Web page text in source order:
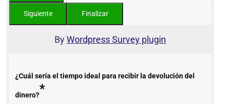
ByWordpress Survey plugin
¿Cuál sería el tiempo ideal para recibir la devolución del
dinero?*